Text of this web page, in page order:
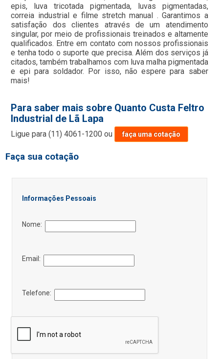
epis, luva tricotada pigmentada, luvas pigmentadas,
correia industrial e filme stretch manual . Garantimos a
satisfação dos clientes através de um atendimento
singular, por meio de profissionais treinados e altamente
qualificados. Entre em contato com nossos profissionais
e tenha todo o suporte que precisa. Além dos serviços já
citados, também trabalhamos com luva malha pigmentada
e epi para soldador. Por isso, não espere para saber
mais!
Para saber mais sobre Quanto Custa Feltro
Industrial de Lã Lapa
Ligue para(11) 4061-1200 ou faça uma cotação
Faça sua cotação
Informações Pessoais
Nome:
Email:
Telefone: